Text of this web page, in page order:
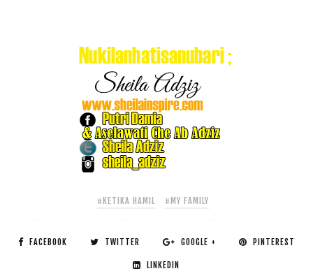
#KETIKA HAMIL #MY FAMILY
FACEBOOK TWITTER GOOGLE + PINTEREST
LINKEDIN